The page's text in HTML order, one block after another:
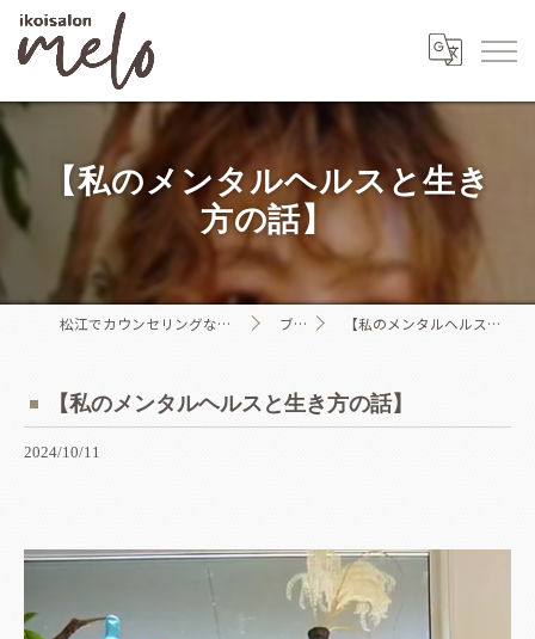
【私のメンタルヘルスと生き
方の話】
松江でカウンセリングならikoisalon melo ブログ 【私のメンタルヘルスと生き方の話】
【私のメンタルヘルスと生き方の話】
2024/10/11